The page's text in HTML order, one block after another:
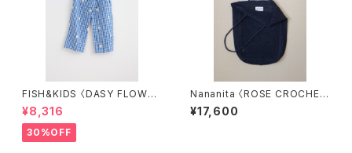
FISH&KIDS 〈DASY FLOWER
S PANTS〉
¥8,316
30%OFF
Nananita 〈ROSE CROCHET
BAG〉BLACK
¥17,600